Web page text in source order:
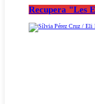
Recupera "Les